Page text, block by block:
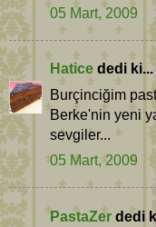
05 Mart, 2009
Hatice dedi ki...
Burçinciğim
Berke'nin yeni
sevgiler...
05 Mart, 2009
PastaZer dedi